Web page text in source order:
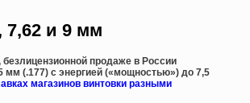
7,62 и 9 мм
продаже в России
мм (.177) с энергией («мощностью») до 7,5
магазинов винтовки разными